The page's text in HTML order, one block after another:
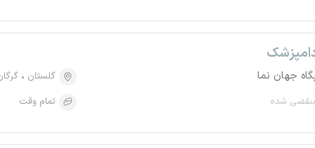
جهان نما
شده
گلستان
تمام وقت